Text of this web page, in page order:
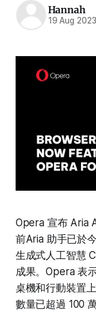
Hannah
19 Aug 2023
Opera 宣布 Aria
前Aria 助手已於
生成式人工智慧
成果。Opera 表
桌機和行動裝置
數量已超過 100 萬